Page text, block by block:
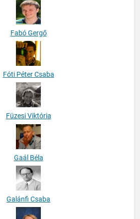
Fabó Gergő
Fóti Péter Csaba
Füzesi Viktória
Gaál Béla
Galánfi Csaba